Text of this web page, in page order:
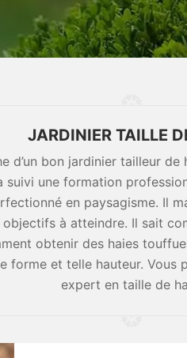
JARDINIER TAILLE
d’un bon jardinier tailleur de
suivi une formation
en paysagisme. Il
à atteindre. Il sait
obtenir des haies
forme et telle hauteur. Vous
expert en taille de